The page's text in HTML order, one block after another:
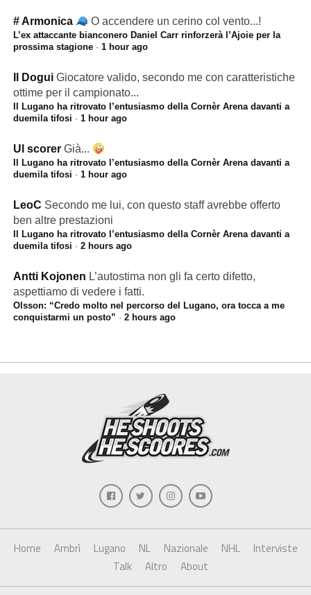
# Armonica O accendere un cerino col vento...!
L’ex attaccante bianconero Daniel Carr rinforzerà l’Ajoie per la
prossima stagione· 1 hour ago
Il Dogui Giocatore valido, secondo me con caratteristiche
ottime per il campionato...
Il Lugano ha ritrovato l’entusiasmo della Cornèr Arena davanti a
duemila tifosi · 1 hour ago
Ul scorer Già...
Il Lugano ha ritrovato l’entusiasmo della Cornèr Arena davanti a
duemila tifosi · 1 hour ago
LeoC Secondo me lui, con questo staff avrebbe offerto
ben altre prestazioni
Il Lugano ha ritrovato l’entusiasmo della Cornèr Arena davanti a
duemila tifosi · 2 hours ago
Antti Kojonen L’autostima non gli fa certo difetto,
aspettiamo di vedere i fatti.
Olsson: “Credo molto nel percorso del Lugano, ora tocca a me
conquistarmi un posto” · 2 hours ago
Home Ambrì Lugano NL Nazionale NHL
Interviste
Talk
Altro About